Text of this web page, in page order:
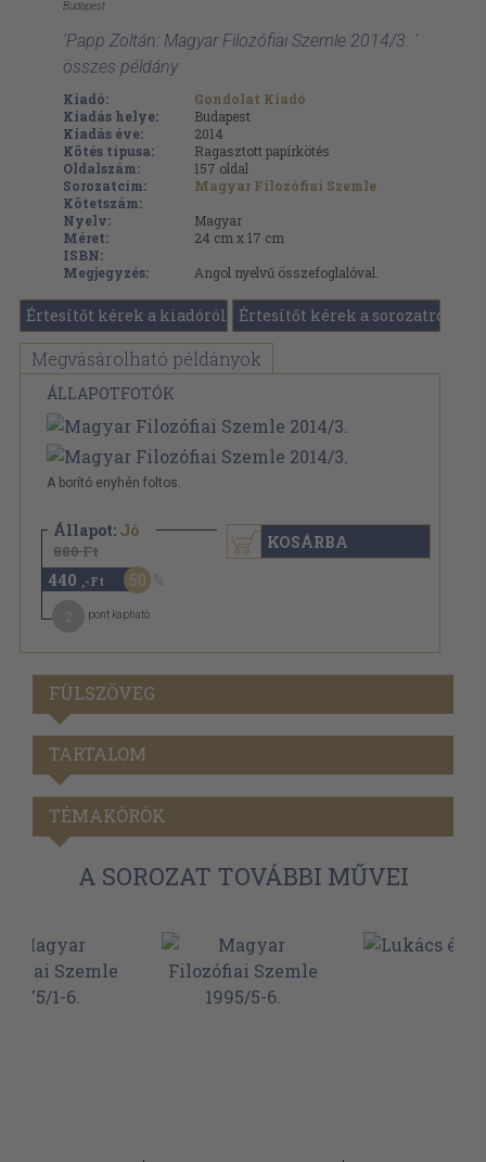
Budapest
'Papp Zoltán: Magyar Filozófiai Szemle 2014/3. '
összes példány
Kiadó:
Gondolat Kiadó
Kiadás helye:
Budapest
Kiadás éve:
2014
Kötés típusa:
Ragasztott papírkötés
Oldalszám:
157 oldal
Sorozatcím:
Magyar Filozófiai Szemle
Kötetszám:
Nyelv:
Magyar
Méret:
24 cm x 17 cm
ISBN:
Megjegyzés:
Angol nyelvű összefoglalóval.
Értesítőt kérek a kiadóról Értesítőt kérek a sorozatról
Megvásárolható példányok
ÁLLAPOTFOTÓK
A borító enyhén foltos.
Állapot: Jó
880 Ft
440 ,-Ft 50
pont kapható
KOSÁRBA
FÜLSZÖVEG
TARTALOM
TÉMAKÖRÖK
A SOROZAT TOVÁBBI MŰVEI